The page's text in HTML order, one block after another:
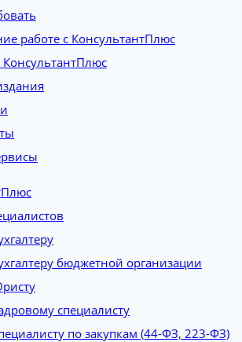
работе с КонсультантПлюс
КонсультантПлюс
бюджетной организации
специалисту
по закупкам (44-ФЗ, 223-ФЗ)